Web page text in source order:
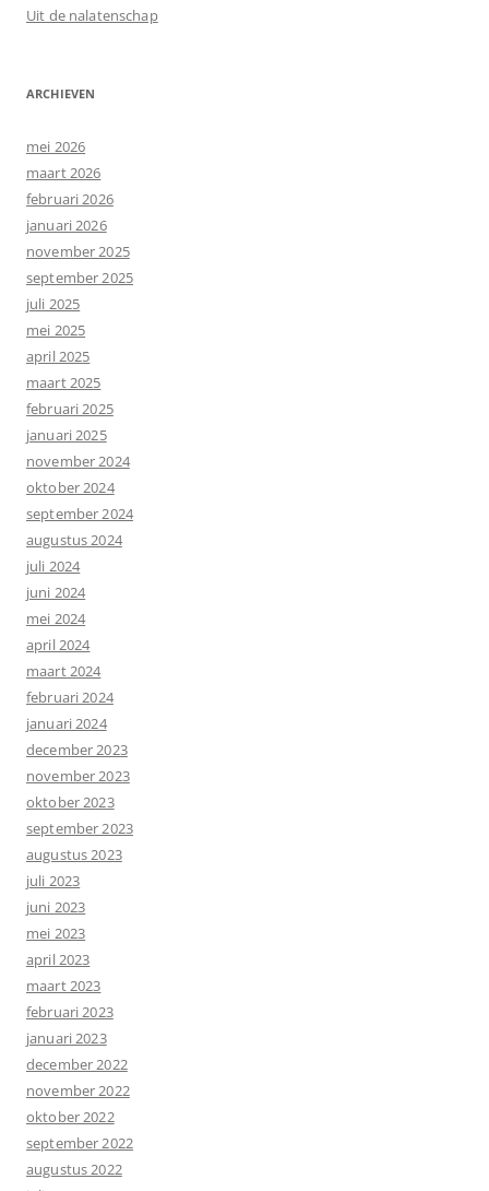
Uit de nalatenschap
ARCHIEVEN
mei 2026
maart 2026
februari 2026
januari 2026
november 2025
september 2025
juli 2025
mei 2025
april 2025
maart 2025
februari 2025
januari 2025
november 2024
oktober 2024
september 2024
augustus 2024
juli 2024
juni 2024
mei 2024
april 2024
maart 2024
februari 2024
januari 2024
december 2023
november 2023
oktober 2023
september 2023
augustus 2023
juli 2023
juni 2023
mei 2023
april 2023
maart 2023
februari 2023
januari 2023
december 2022
november 2022
oktober 2022
september 2022
augustus 2022